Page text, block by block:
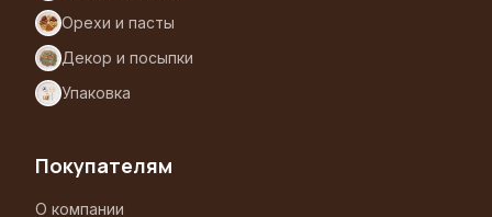
Орехи и пасты
Декор и посыпки
Упаковка
Покупателям
О компании